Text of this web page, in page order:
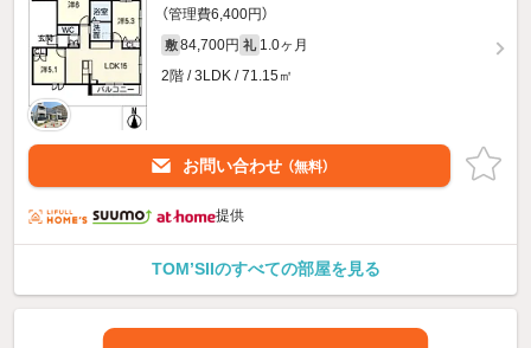
（管理費6,400円）
敷 84,700円 礼 1.0ヶ月
2階 / 3LDK / 71.15㎡
お問い合わせ （無料）
提供
TOM’SIIのすべての部屋を見る